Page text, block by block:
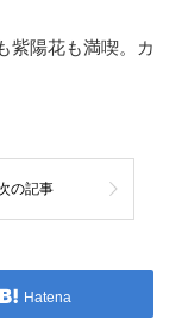
紫陽花も満喫。カ
の記事
Hatena